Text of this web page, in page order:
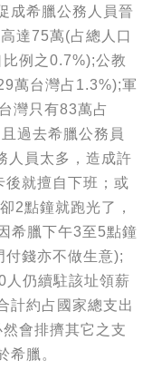
希臘公務人員晉
達75萬(占總人口
例之0.7%);公教
萬台灣占1.3%);軍
灣只有83萬占
過去希臘公務員
人員太多，造成許
後就擅自下班；或
2點鐘就跑光了，
希臘下午3至5點鐘
付錢亦不做生意);
人仍續駐該址領薪
計約占國家總支出
會排擠其它之支
希臘。